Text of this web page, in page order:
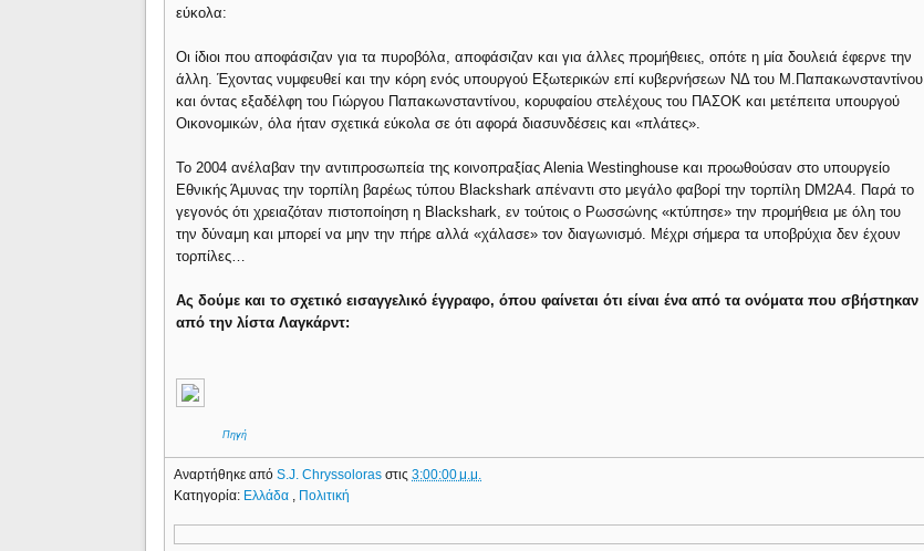
εύκολα:
Οι ίδιοι που αποφάσιζαν για τα πυροβόλα, αποφάσιζαν και για άλλες προμήθειες, οπότε η μία δουλειά έφερνε την
άλλη. Έχοντας νυμφευθεί και την κόρη ενός υπουργού Εξωτερικών επί κυβερνήσεων ΝΔ του Μ.Παπακωνσταντίνου
και όντας εξαδέλφη του Γιώργου Παπακωνσταντίνου, κορυφαίου στελέχους του ΠΑΣΟΚ και μετέπειτα υπουργού
Οικονομικών, όλα ήταν σχετικά εύκολα σε ότι αφορά διασυνδέσεις και «πλάτες».
Το 2004 ανέλαβαν την αντιπροσωπεία της κοινοπραξίας Αlenia Westinghouse και προωθούσαν στο υπουργείο
Εθνικής Άμυνας την τορπίλη βαρέως τύπου Blackshark απέναντι στο μεγάλο φαβορί την τορπίλη DM2Α4. Παρά το
γεγονός ότι χρειαζόταν πιστοποίηση η Blackshark, εν τούτοις ο Ρωσσώνης «κτύπησε» την προμήθεια με όλη του
την δύναμη και μπορεί να μην την πήρε αλλά «χάλασε» τον διαγωνισμό. Μέχρι σήμερα τα υποβρύχια δεν έχουν
τορπίλες…
Ας δούμε και το σχετικό εισαγγελικό έγγραφο, όπου φαίνεται ότι είναι ένα από τα ονόματα που σβήστηκαν
από την λίστα Λαγκάρντ:
Πηγή
Αναρτήθηκε απόS.J. Chryssolorasστις3:00:00 μ.μ.
Κατηγορία: Ελλάδα Πολιτική